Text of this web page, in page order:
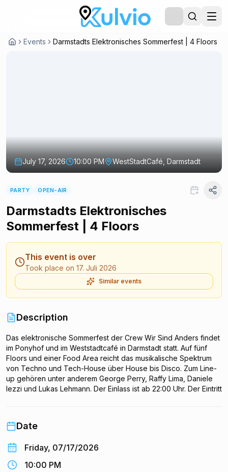
Events Darmstadts Elektronisches Sommerfest | 4 Floors
July 17, 2026 10:00 PM WestStadtCafé, Darmstadt
PARTY OPEN-AIR
Darmstadts Elektronisches
Sommerfest | 4 Floors
This event is over
Took place on 17. Juli 2026
Similar events
Description
Das elektronische Sommerfest der Crew Wir Sind Anders findet
im Ponyhof und im Weststadtcafé in Darmstadt statt. Auf fünf
Floors und einer Food Area reicht das musikalische Spektrum
von Techno und Tech-House über House bis Disco. Zum Line-
up gehören unter anderem George Perry, Raffy Lima, Daniele
Iezzi und Lukas Lehmann. Der Einlass ist ab 22:00 Uhr. Der Eintritt
Date
Friday, 07/17/2026
10:00 PM